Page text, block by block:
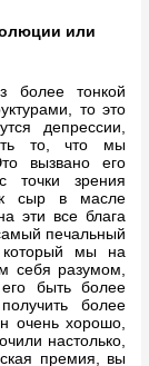
или
более тонкой
то это
депрессии,
то, что мы
вызвано его
точки зрения
сыр в масле
эти все блага
печальный
который мы на
себя разумом,
быть более
более
очень хорошо,
настолько,
премия, вы